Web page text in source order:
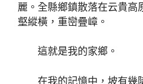
麗。全縣鄉鎮散落在云貴高
壑縱橫，重巒疊嶂。
這就是我的家鄉。
在我的記憶中，坡有幾